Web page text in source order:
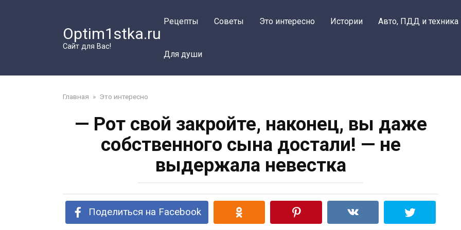
Optim1stka.ru
Сайт для Вас!
Рецепты Советы Это интересно Истории Авто, ПДД и техника
Для души
Главная » Это интересно
— Рот свой закройте, наконец, вы даже
собственного сына достали! — не
выдержала невестка
Поделиться на Facebook